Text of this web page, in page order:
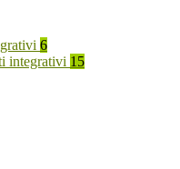
6
integrativi 15